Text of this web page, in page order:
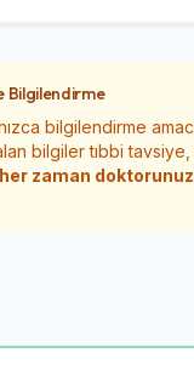
Bilgilendirme
bilgilendirme
bilgiler tıbbi
zaman doktorunuz